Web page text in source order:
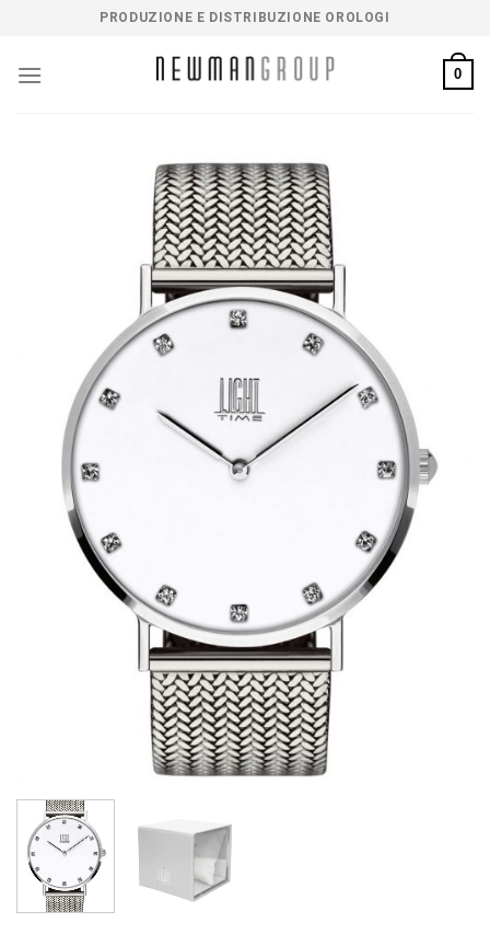
contenuti
PRODUZIONE E DISTRIBUZIONE OROLOGI
0